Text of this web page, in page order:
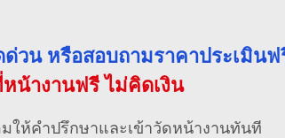
ด่วน หรือสอบถามราคาประเมินฟ
น้างานฟรี ไม่คิดเงิน
ให้คำปรึกษาและเข้าวัดหน้างานทันที